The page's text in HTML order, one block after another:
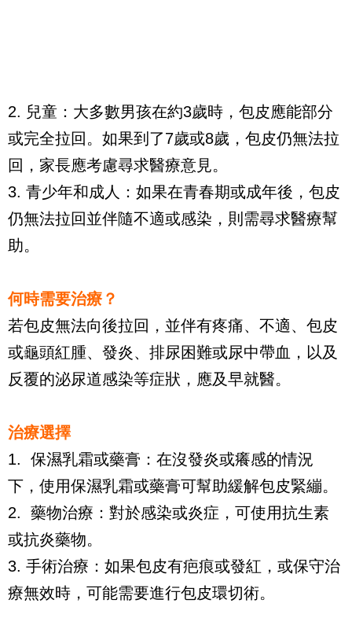
2. 兒童：大多數男孩在約3歲時，包皮應能部分
或完全拉回。如果到了7歲或8歲，包皮仍無法拉
回，家長應考慮尋求醫療意見。
3. 青少年和成人：如果在青春期或成年後，包皮
仍無法拉回並伴隨不適或感染，則需尋求醫療幫
助。
何時需要治療？
若包皮無法向後拉回，並伴有疼痛、不適、包皮
或龜頭紅腫、發炎、排尿困難或尿中帶血，以及
反覆的泌尿道感染等症狀，應及早就醫。
治療選擇
1.  保濕乳霜或藥膏：在沒發炎或癢感的情況
下，使用保濕乳霜或藥膏可幫助緩解包皮緊繃。
2.  藥物治療：對於感染或炎症，可使用抗生素
或抗炎藥物。
3. 手術治療：如果包皮有疤痕或發紅，或保守治
療無效時，可能需要進行包皮環切術。